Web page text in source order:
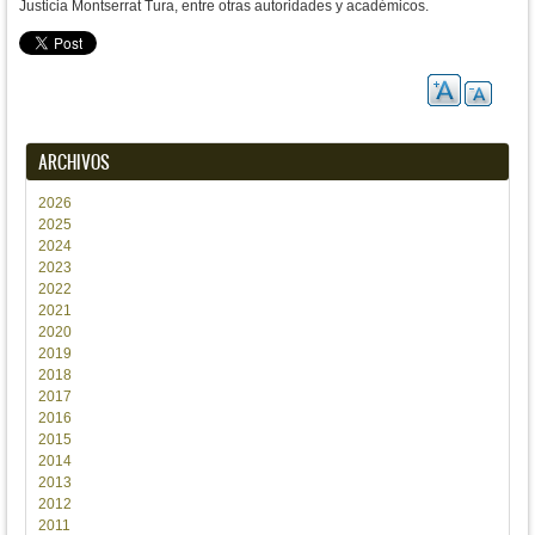
Justicia Montserrat Tura, entre otras autoridades y académicos.
ARCHIVOS
2026
2025
2024
2023
2022
2021
2020
2019
2018
2017
2016
2015
2014
2013
2012
2011